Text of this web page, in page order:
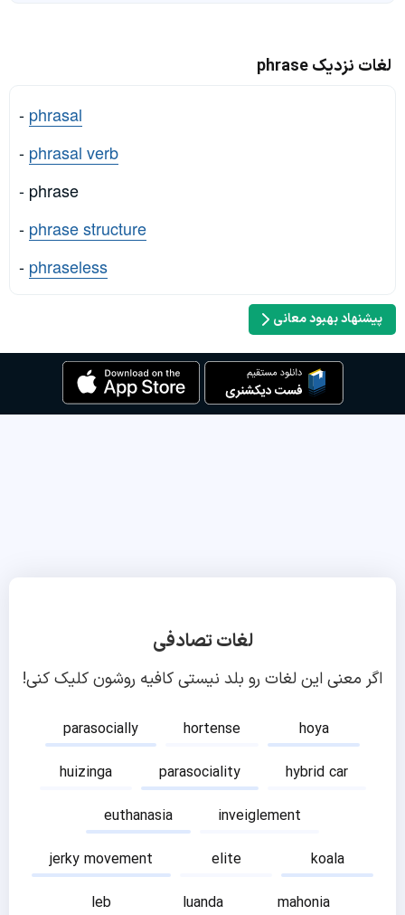
لغات نزدیک phrase
- phrasal
- phrasal verb
- phrase
- phrase structure
- phraseless
پیشنهاد بهبود معانی
لغات تصادفی
اگر معنی این لغات رو بلد نیستی کافیه روشون کلیک کنی!
parasocially hortense
hoya
huizinga
parasociality
hybrid car
euthanasia
inveiglement
jerky movement
elite
koala
leb
luanda
mahonia